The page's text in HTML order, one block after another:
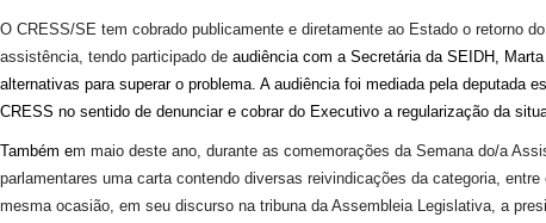
O CRESS/SE tem cobrado publicamente e diretamente ao Estado o retorno
assistência, tendo participado de audiência com a Secretária da SEIDH,
alternativas para superar o problema. A audiência foi mediada pela deputada
CRESS no sentido de denunciar e cobrar do Executivo a regularização da
Também em maio deste ano, durante as comemorações da Semana do/a
parlamentares uma carta contendo diversas reivindicações da categoria,
mesma ocasião, em seu discurso na tribuna da Assembleia Legislativa, a